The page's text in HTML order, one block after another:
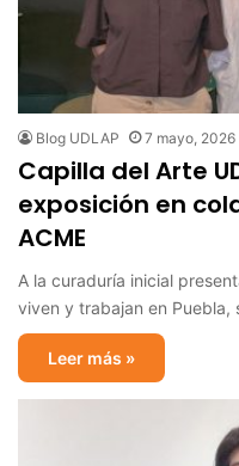
Blog UDLAP 7 mayo, 2026
Capilla del Arte
exposición en
ACME
A la curaduría inicial
viven y trabajan en Puebla,
Leer más »